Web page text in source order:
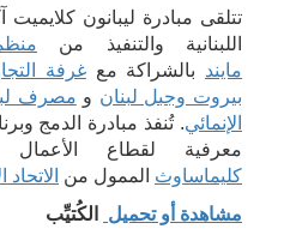
تتلقى مبادرة ليبانون كلايميت
اللبنانية والتنفيذ من
مايندبالشراكة معغرفة
بيروت وجبل لبنانو مصرف
الإنمائي. تُنفذ مبادرة الدمج
معرفية لقطاع الأعمال
كليماساوثالممول منالاتحاد
مشاهدة أو تحميلالكُتيِّب